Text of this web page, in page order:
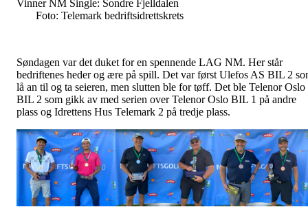
Vinner NM Single: Sondre
Foto: Telemark bedriftsidrettskrets
Søndagen var det duket for en spennende LAG NM. Her står
bedriftenes heder og ære på spill. Det var først Ulefos AS BIL 2
lå an til og ta seieren, men slutten ble for tøff. Det ble Telenor Oslo
BIL 2 som gikk av med serien over Telenor Oslo BIL 1 på andre
plass og Idrettens Hus Telemark 2 på tredje plass.